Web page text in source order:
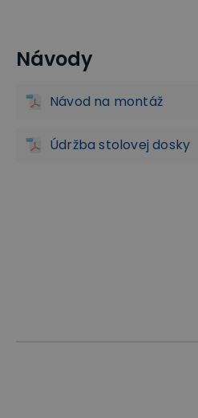
Pracovné stoly do dielne
Návody
Návod na montáž
Údržba stolovej dosky
7 tipov: Ako si zariadiť